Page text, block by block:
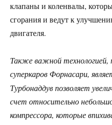
клапаны и коленвалы,
сгорания и ведут к
двигателя.
Также важной технологией,
суперкаров Форнасари,
Турбонаддув позволяет
счет относительно
компрессора, которые